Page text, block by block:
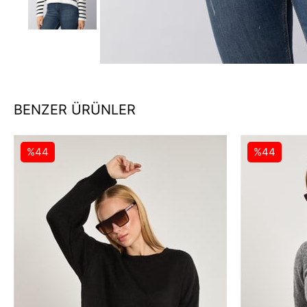
BENZER ÜRÜNLER
%44 %44